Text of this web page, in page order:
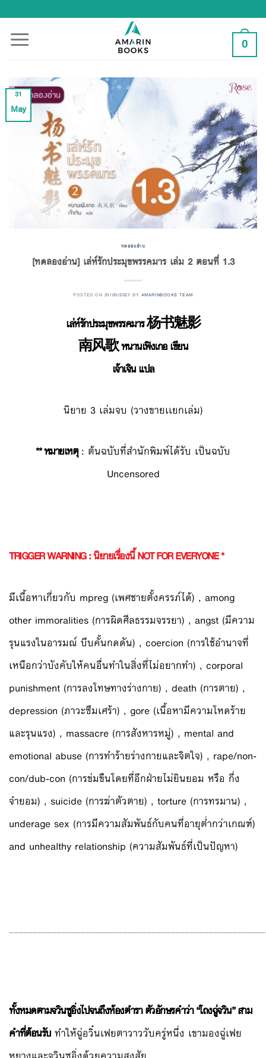
to
content
0
31
May
ทดลองอ่าน
[ทดลองอ่าน] เล่ห์รักประมุขพรรคมาร เล่ม 2 ตอนที่ 1.3
POSTED ON 31/05/2021 BY AMARINBOOKS TEAM
เล่ห์รักประมุขพรรคมาร 杨书魅影
南风歌 หนานเฟิงเกอ เขียน
เจ้าเจิน แปล
นิยาย 3 เล่มจบ (วางขายเเยกเล่ม)
** หมายเหตุ: ต้นฉบับที่สำนักพิมพ์ได้รับ เป็นฉบับ
Uncensored
TRIGGER WARNING: นิยายเรื่องนี้ NOT FOR EVERYONE *
มีเนื้อหาเกี่ยวกับ mpreg (เพศชายตั้งครรภ์ได้) , among
other immoralities (การผิดศีลธรรมจรรยา) , angst (มีความ
รุนแรงในอารมณ์ บีบคั้นกดดัน) , coercion (การใช้อำนาจที่
เหนือกว่าบังคับให้คนอื่นทำในสิ่งที่ไม่อยากทำ) , corporal
punishment (การลงโทษทางร่างกาย) , death (การตาย) ,
depression (ภาวะซึมเศร้า) , gore (เนื้อหามีความโหดร้าย
และรุนแรง) , massacre (การสังหารหมู่) , mental and
emotional abuse (การทำร้ายร่างกายและจิตใจ) , rape/non-
con/dub-con (การข่มขืนโดยที่อีกฝ่ายไม่ยินยอม หรือ กึ่ง
จำยอม) , suicide (การฆ่าตัวตาย) , torture (การทรมาน) ,
underage sex (การมีความสัมพันธ์กับคนที่อายุต่ำกว่าเกณฑ์)
and unhealthy relationship (ความสัมพันธ์ที่เป็นปัญหา)
ทั้งหมดตามจวินซูอิ่งไปจนถึงห้องตำรา ตัวอักษรคำว่า “โถงฉู่จวิน” สาม
คำที่ต้อนรับทำให้ฉู่อวิ๋นเฟยตาวาววับครู่หนึ่ง เขามองฉู่เฟย